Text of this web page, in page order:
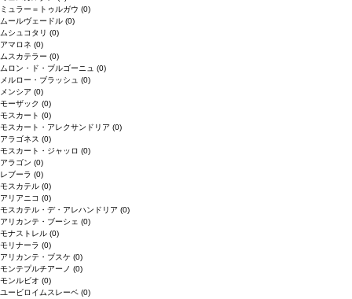
ミュラー＝トゥルガウ (0)
ムールヴェードル (0)
ムシュコタリ (0)
アマロネ (0)
ムスカテラー (0)
ムロン・ド・ブルゴーニュ (0)
メルロー・ブラッシュ (0)
メンシア (0)
モーザック (0)
モスカート (0)
モスカート・アレクサンドリア (0)
アラゴネス (0)
モスカート・ジャッロ (0)
アラゴン (0)
レブーラ (0)
モスカテル (0)
アリアニコ (0)
モスカテル・デ・アレハンドリア (0)
アリカンテ・ブーシェ (0)
モナストレル (0)
モリナーラ (0)
アリカンテ・ブスケ (0)
モンテプルチアーノ (0)
モンルビオ (0)
ユービロイムスレーベ (0)